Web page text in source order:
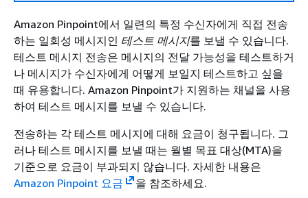
Amazon Pinpoint에서 일련의 특정 수신자에게 직접 전송
하는 일회성 메시지인 테스트 메시지를 보낼 수 있습니다.
테스트 메시지 전송은 메시지의 전달 가능성을 테스트하거
나 메시지가 수신자에게 어떻게 보일지 테스트하고 싶을
때 유용합니다. Amazon Pinpoint가 지원하는 채널을 사용
하여 테스트 메시지를 보낼 수 있습니다.
전송하는 각 테스트 메시지에 대해 요금이 청구됩니다. 그
러나 테스트 메시지를 보낼 때는 월별 목표 대상(MTA)을
기준으로 요금이 부과되지 않습니다. 자세한 내용은
Amazon Pinpoint 요금
을 참조하세요.